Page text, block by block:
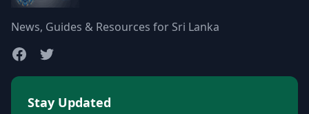
News, Guides & Resources for Sri Lanka
Stay Updated